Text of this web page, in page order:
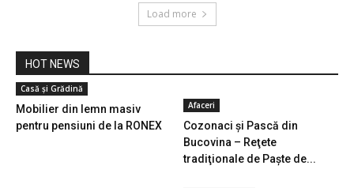
Load more
HOT NEWS
Casă și Grădină
Mobilier din lemn masiv
pentru pensiuni de la RONEX
Afaceri
Cozonaci şi Pască din
Bucovina – Reţete
tradiţionale de Paşte de...